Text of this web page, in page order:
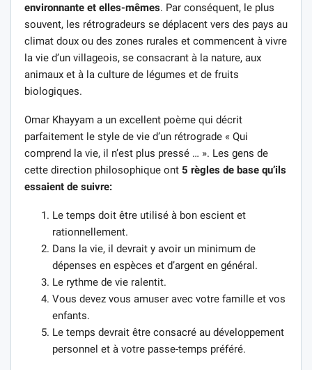
environnante et elles-mêmes. Par conséquent, le plus
souvent, les rétrogradeurs se déplacent vers des pays au
climat doux ou des zones rurales et commencent à vivre
la vie d’un villageois, se consacrant à la nature, aux
animaux et à la culture de légumes et de fruits
biologiques.
Omar Khayyam a un excellent poème qui décrit
parfaitement le style de vie d’un rétrograde « Qui
comprend la vie, il n’est plus pressé … ». Les gens de
cette direction philosophique ont 5 règles de base qu’ils
essaient de suivre:
Le temps doit être utilisé à bon escient et
rationnellement.
Dans la vie, il devrait y avoir un minimum de
dépenses en espèces et d’argent en général.
Le rythme de vie ralentit.
Vous devez vous amuser avec votre famille et vos
enfants.
Le temps devrait être consacré au développement
personnel et à votre passe-temps préféré.